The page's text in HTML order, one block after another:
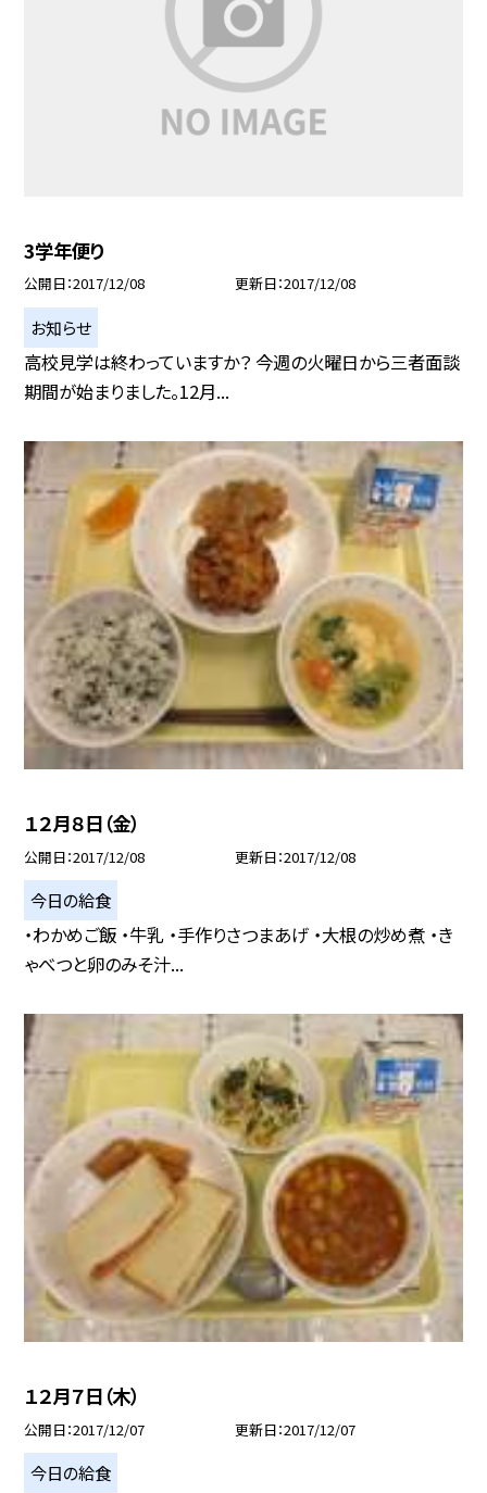
3学年便り
公開日 2017/12/08 更新日 2017/12/08
お知らせ
高校見学は終わっていますか？ 今週の火曜日から三者面談
期間が始まりました。12月...
１２月８日（金）
公開日 2017/12/08 更新日 2017/12/08
今日の給食
・わかめご飯 ・牛乳 ・手作りさつまあげ ・大根の炒め煮 ・き
ゃべつと卵のみそ汁...
１２月７日（木）
公開日 2017/12/07 更新日 2017/12/07
今日の給食